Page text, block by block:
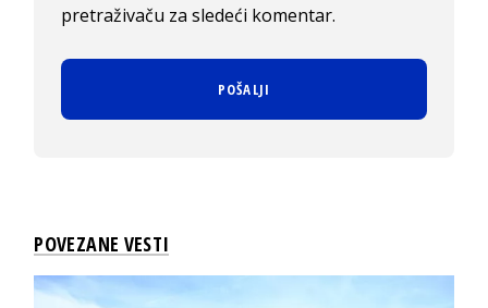
pretraživaču za sledeći komentar.
POVEZANE VESTI